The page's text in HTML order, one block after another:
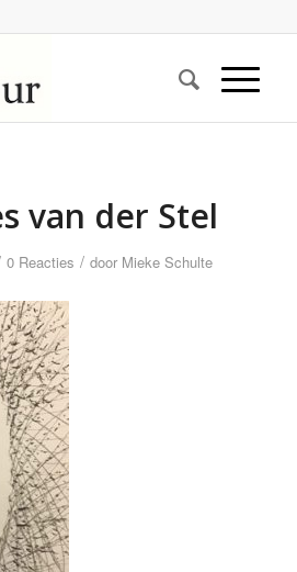
van der Stel
0 Reacties / door Mieke Schulte